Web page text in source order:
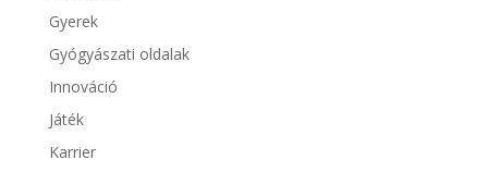
Gyerek
Gyógyászati oldalak
Innováció
Játék
Karrier